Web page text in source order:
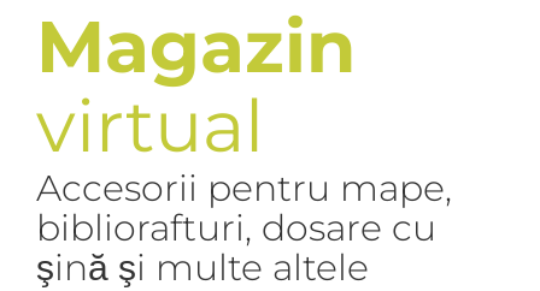
Magazin
virtual
Accesorii pentru mape,
bibliorafturi, dosare cu
şină şi multe altele